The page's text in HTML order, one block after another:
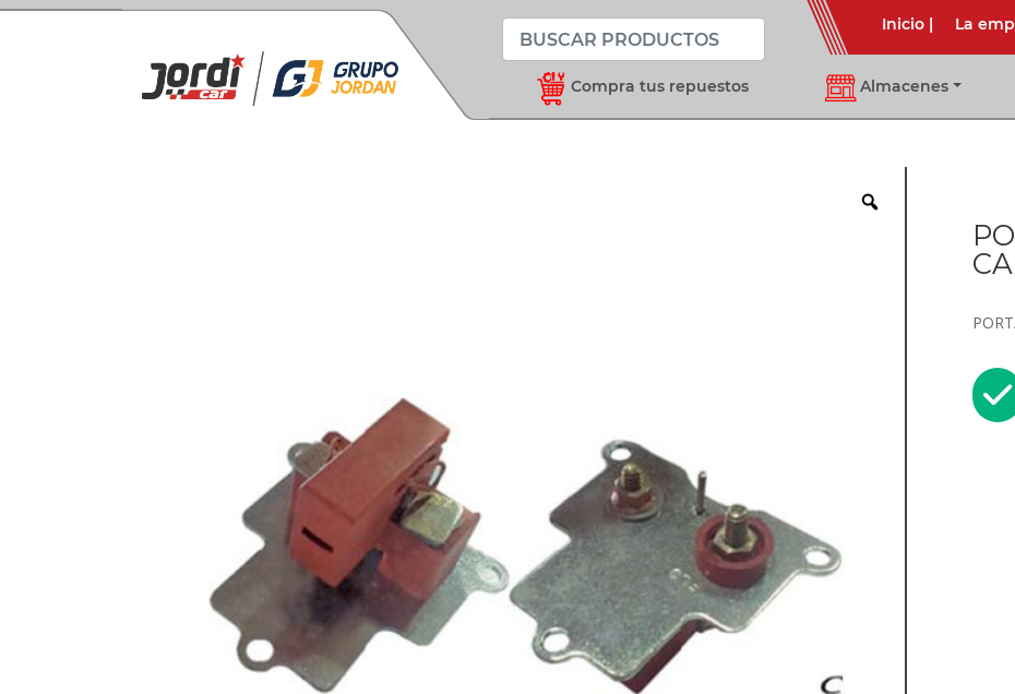
Inicio| La
Compra tus repuestos Almacenes